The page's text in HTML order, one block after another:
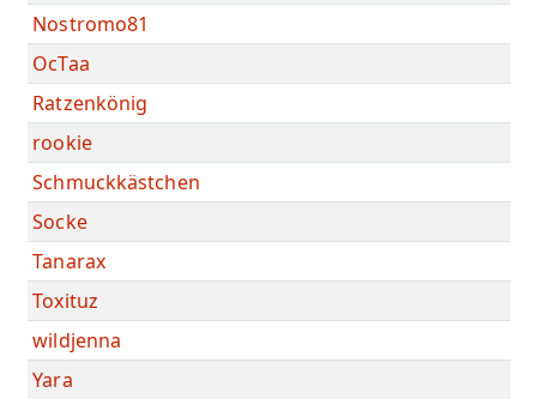
Nostromo81
OcTaa
Ratzenkönig
rookie
Schmuckkästchen
Socke
Tanarax
Toxituz
wildjenna
Yara